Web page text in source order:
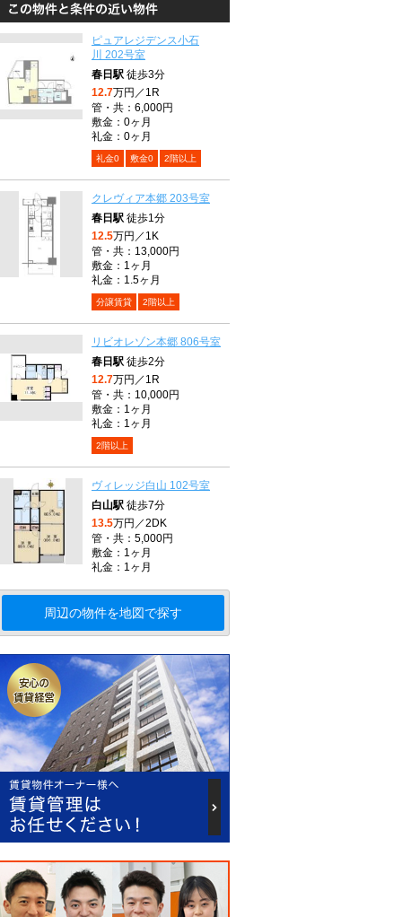
ピュアレジデンス小石
川 202号室
春日駅 徒歩3分
12.7万円／1R
管・共：6,000円
敷金：0ヶ月
礼金：0ヶ月
礼金0 敷金0 2階以上
クレヴィア本郷 203号室
春日駅 徒歩1分
12.5万円／1K
管・共：13,000円
敷金：1ヶ月
礼金：1.5ヶ月
分譲賃貸 2階以上
リビオレゾン本郷 806号室
春日駅 徒歩2分
12.7万円／1R
管・共：10,000円
敷金：1ヶ月
礼金：1ヶ月
2階以上
ヴィレッジ白山 102号室
白山駅 徒歩7分
13.5万円／2DK
管・共：5,000円
敷金：1ヶ月
礼金：1ヶ月
周辺の物件を地図で探す